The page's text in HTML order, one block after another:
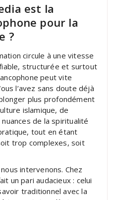
est la
pour la
?
circule à une vitesse
structurée et surtout
peut vite
l’avez sans doute déjà
plus profondément
islamique, de
de la spiritualité
tout en étant
trop complexes, soit
intervenons. Chez
un pari audacieux : celui
traditionnel avec la